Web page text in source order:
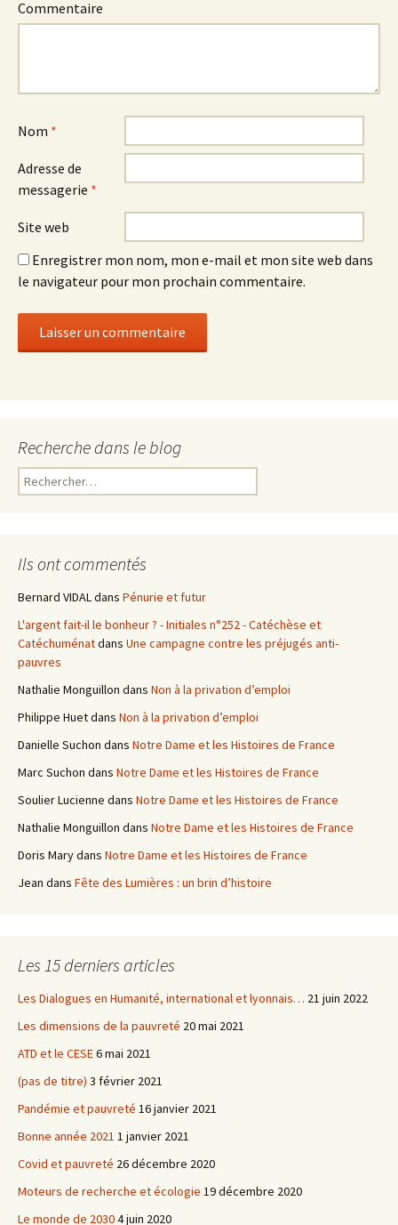
Commentaire
Nom *
Adresse de
messagerie *
Site web
Enregistrer mon nom, mon e-mail et mon site web dans
le navigateur pour mon prochain commentaire.
Recherche dans le blog
R
e
r
h
e
r
Ils ont commentés
Bernard VIDALdans Pénurie et futur
L'argent fait-il le bonheur ? - Initiales n°252 - Catéchèse et
Catéchuménatdans Une campagne contre les préjugés anti-
pauvres
Nathalie Monguillon dans Non à la privation d’emploi
Philippe Huetdans Non à la privation d’emploi
Danielle Suchon dans Notre Dame et les Histoires de France
Marc Suchon dans Notre Dame et les Histoires de France
Soulier Lucienne dans Notre Dame et les Histoires de France
Nathalie Monguillon dans Notre Dame et les Histoires de France
Doris Marydans Notre Dame et les Histoires de France
Jean dans Fête des Lumières : un brin d’histoire
Les 15 derniers articles
Les Dialogues en Humanité, international et lyonnais… 21 juin 2022
Les dimensions de la pauvreté 20 mai 2021
ATD et le CESE6 mai 2021
(pas de titre) 3 février 2021
Pandémie et pauvreté 16 janvier 2021
Bonne année 2021 1 janvier 2021
Covid et pauvreté 26 décembre 2020
Moteurs de recherche et écologie 19 décembre 2020
Le monde de 20304 juin 2020